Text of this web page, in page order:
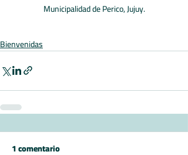
Municipalidad de Perico, Jujuy.
Bienvenidas
1 comentario